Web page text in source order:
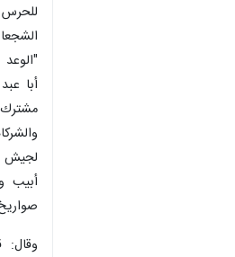
للحرس
أبا
لجيش
أبيب
وقال: